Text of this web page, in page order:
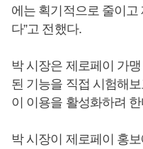
에는 획기적으로 줄이
다”고 전했다.
박 시장은 제로페이 가
된 기능을 직접 시험해
이 이용을 활성화하려
박 시장이 제로페이 홍